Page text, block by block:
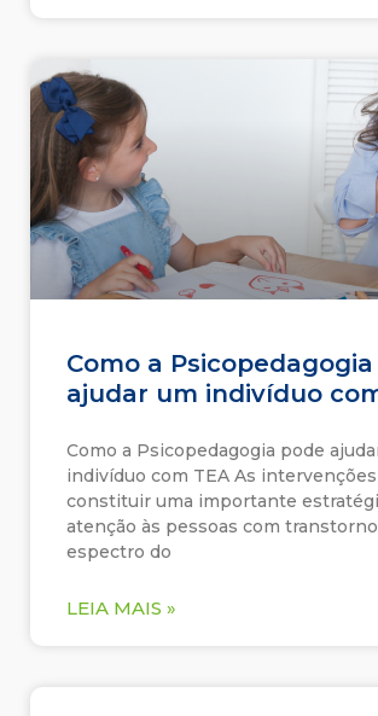
Como a
ajudar um indivíduo
Como a Psicopedagogia pode
indivíduo com TEA As
constituir uma importante
atenção às pessoas com
espectro do
LEIA MAIS »